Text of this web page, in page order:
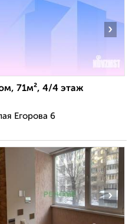
›
71м², 4/4 этаж
Егорова 6
›